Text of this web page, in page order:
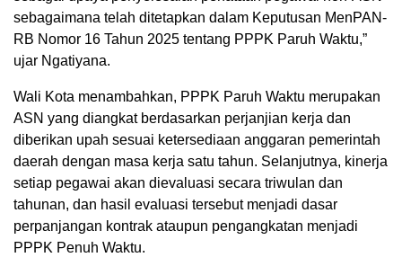
sebagaimana telah ditetapkan dalam Keputusan MenPAN-
RB Nomor 16 Tahun 2025 tentang PPPK Paruh Waktu,”
ujar Ngatiyana.
Wali Kota menambahkan, PPPK Paruh Waktu merupakan
ASN yang diangkat berdasarkan perjanjian kerja dan
diberikan upah sesuai ketersediaan anggaran pemerintah
daerah dengan masa kerja satu tahun. Selanjutnya, kinerja
setiap pegawai akan dievaluasi secara triwulan dan
tahunan, dan hasil evaluasi tersebut menjadi dasar
perpanjangan kontrak ataupun pengangkatan menjadi
PPPK Penuh Waktu.